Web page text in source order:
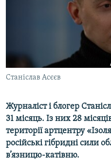
ВІДЕОУРОКИ «ELIFBE»
СВІДЧЕННЯ ОКУПАЦІЇ
УКРАЇНСЬКА ПРОБЛЕМА КРИМУ
ІНФОГРАФІКА
Усі сайти RFE/RL
Станіслав Асєєв
Журналіст і блогер
31 місяць. Із них 28
території артцентру
російські гібридні сили
в’язницю-катівню.